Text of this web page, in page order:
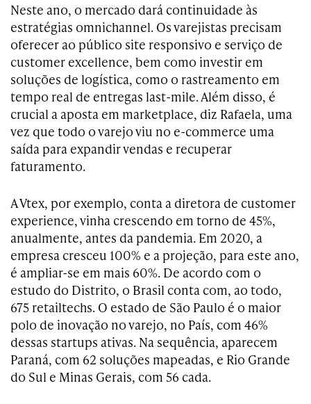
Neste ano, o mercado dará continuidade às
estratégias omnichannel. Os varejistas precisam
oferecer ao público site responsivo e serviço de
customer excellence, bem como investir em
soluções de logística, como o rastreamento em
tempo real de entregas last-mile. Além disso, é
crucial a aposta em marketplace, diz Rafaela, uma
vez que todo o varejo viu no e-commerce uma
saída para expandir vendas e recuperar
faturamento.
A Vtex, por exemplo, conta a diretora de customer
experience, vinha crescendo em torno de 45%,
anualmente, antes da pandemia. Em 2020, a
empresa cresceu 100% e a projeção, para este ano,
é ampliar-se em mais 60%. De acordo com o
estudo do Distrito, o Brasil conta com, ao todo,
675 retailtechs. O estado de São Paulo é o maior
polo de inovação no varejo, no País, com 46%
dessas startups ativas. Na sequência, aparecem
Paraná, com 62 soluções mapeadas, e Rio Grande
do Sul e Minas Gerais, com 56 cada.